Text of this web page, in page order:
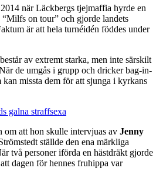
när Läckbergs tjejmaffia hyrde en
“Milfs on tour” och gjorde landets
är att hela turnéidén föddes under
av extremt starka, men inte särskilt
de umgås i grupp och dricker bag-in-
missta dem för att sjunga i kyrkans
galna straffsexa
om att hon skulle intervjuas av Jenny
ställde den ena märkliga
två personer iförda en hästdräkt gjorde
dagen för hennes fruhippa var